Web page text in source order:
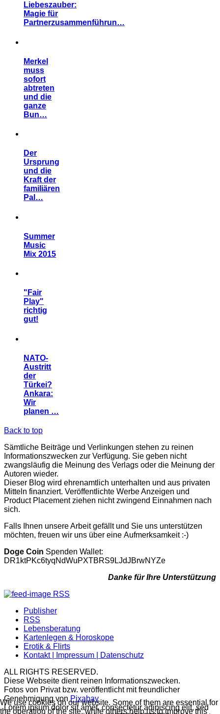
Liebeszauber:
Magie für
Partnerzusammenführun…
Merkel
muss
sofort
abtreten
und die
ganze
Bun…
Der
Ursprung
und die
Kraft der
familiären
Pal…
Summer
Music
Mix 2015
"Fair
Play"
richtig
gut!
NATO-
Austritt
der
Türkei?
Ankara:
Wir
planen …
Back to top
Sämtliche Beiträge und Verlinkungen stehen zu reinen
Informationszwecken zur Verfügung. Sie geben nicht
zwangsläufig die Meinung des Verlags oder die Meinung der
Autoren wieder.
Dieser Blog wird ehrenamtlich unterhalten und aus privaten
Mitteln finanziert. Veröffentlichte Werbe Anzeigen und
Product Placement ziehen nicht zwingend Einnahmen nach
sich.
Falls Ihnen unsere Arbeit gefällt und Sie uns unterstützen
möchten, freuen wir uns über eine Aufmerksamkeit :-)
Doge Coin Spenden Wallet:
DR1ktPKc6tyqNdWuPXTBRS9LJdJBrwNYZe
Danke für Ihre Unterstützung
RSS
Publisher
RSS
Lebensberatung
Kartenlegen & Horoskope
Erotik & Flirts
Kontakt | Impressum | Datenschutz
ALL RIGHTS RESERVED.
Diese Webseite dient reinen Informationszwecken.
Fotos von Privat bzw. veröffentlicht mit freundlicher
Genehmigung von Pixabay
Lorem ipsum dolor sit amet, consectetur adipiscing elit, sed
We use cookies on our website. Some of them are essential for
the operation of the site, while others help us to improve this